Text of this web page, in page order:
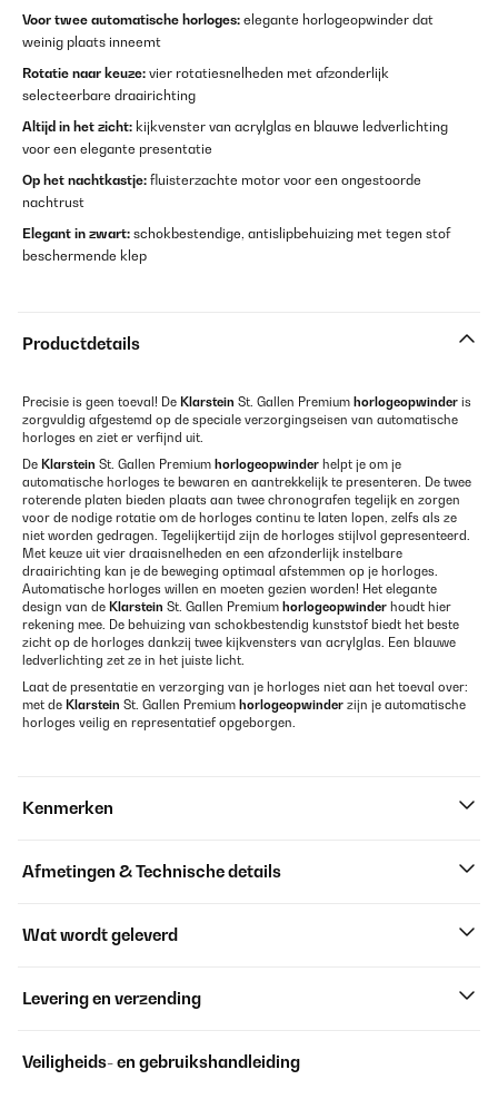
Voor twee automatische horloges: elegante horlogeopwinder dat
weinig plaats inneemt
Rotatie naar keuze: vier rotatiesnelheden met afzonderlijk
selecteerbare draairichting
Altijd in het zicht: kijkvenster van acrylglas en blauwe ledverlichting
voor een elegante presentatie
Op het nachtkastje: fluisterzachte motor voor een ongestoorde
nachtrust
Elegant in zwart: schokbestendige, antislipbehuizing met tegen stof
beschermende klep
Productdetails
Precisie is geen toeval! De Klarstein St. Gallen Premium horlogeopwinder is
zorgvuldig afgestemd op de speciale verzorgingseisen van automatische
horloges en ziet er verfijnd uit.
De Klarstein St. Gallen Premium horlogeopwinder helpt je om je
automatische horloges te bewaren en aantrekkelijk te presenteren. De twee
roterende platen bieden plaats aan twee chronografen tegelijk en zorgen
voor de nodige rotatie om de horloges continu te laten lopen, zelfs als ze
niet worden gedragen. Tegelijkertijd zijn de horloges stijlvol gepresenteerd.
Met keuze uit vier draaisnelheden en een afzonderlijk instelbare
draairichting kan je de beweging optimaal afstemmen op je horloges.
Automatische horloges willen en moeten gezien worden! Het elegante
design van de Klarstein St. Gallen Premium horlogeopwinder houdt hier
rekening mee. De behuizing van schokbestendig kunststof biedt het beste
zicht op de horloges dankzij twee kijkvensters van acrylglas. Een blauwe
ledverlichting zet ze in het juiste licht.
Laat de presentatie en verzorging van je horloges niet aan het toeval over:
met de Klarstein St. Gallen Premium horlogeopwinder zijn je automatische
horloges veilig en representatief opgeborgen.
Kenmerken
Afmetingen & Technische details
Wat wordt geleverd
Levering en verzending
Veiligheids- en gebruikshandleiding